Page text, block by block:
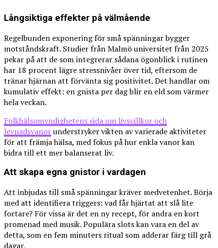
Långsiktiga effekter på välmående
Regelbunden exponering för små spänningar bygger
motståndskraft. Studier från Malmö universitet från 2025
pekar på att de som integrerar sådana ögonblick i rutinen
har 18 procent lägre stressnivåer över tid, eftersom de
tränar hjärnan att förvänta sig positivitet. Det handlar om
kumulativ effekt: en gnista per dag blir en eld som värmer
hela veckan.
Folkhälsomyndighetens sida om livsvillkor och
levnadsvanorunderstryker vikten av varierade aktiviteter
för att främja hälsa, med fokus på hur enkla vanor kan
bidra till ett mer balanserat liv.
Att skapa egna gnistor i vardagen
Att inbjudas till små spänningar kräver medvetenhet. Börja
med att identifiera triggers: vad får hjärtat att slå lite
fortare? För vissa är det en ny recept, för andra en kort
promenad med musik. Populära slots kan vara en del av
detta, som en fem minuters ritual som adderar färg till grå
dagar.